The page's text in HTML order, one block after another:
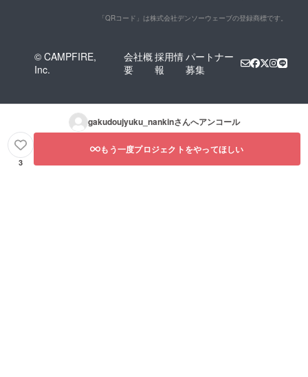
「QRコード」は株式会社デンソーウェーブの登録商標です。
© CAMPFIRE,
Inc.
会社概
要
採用情
報
パートナー
募集
gakudoujyuku_nankinさんへアンコール
3
もう一度プロジェクトをやってほしい